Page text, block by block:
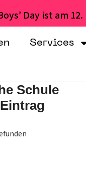
Day ist am
Services
Schule